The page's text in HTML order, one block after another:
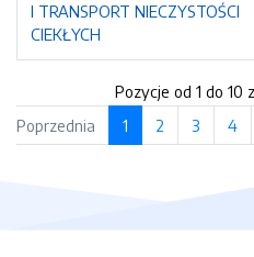
I TRANSPORT NIECZYSTOŚCI
CIEKŁYCH
Pozycje od 1 do 10
Poprzednia
1 2 3 4